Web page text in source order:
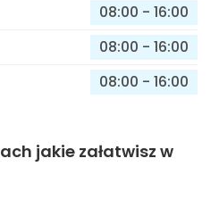
08:00 - 16:00
08:00 - 16:00
08:00 - 16:00
jakie załatwisz w